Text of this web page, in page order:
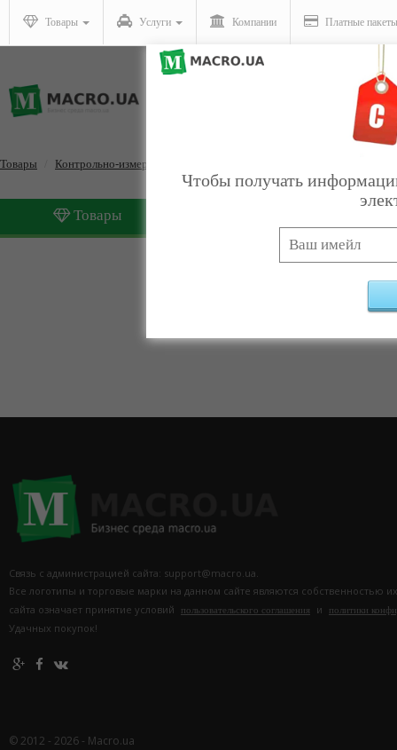
Товары Услуги Компании Платные пакеты
Товары Контрольно-измерительные приборы
Товары
Связь с администрацией сайта: support@macro.ua.
Все логотипы и торговые марки на данном сайте являются собственностью
сайта означает принятие условий
пользовательского соглашения и политики
Удачных покупок!
© 2012 - 2026 - Macro.ua
Чтобы получать